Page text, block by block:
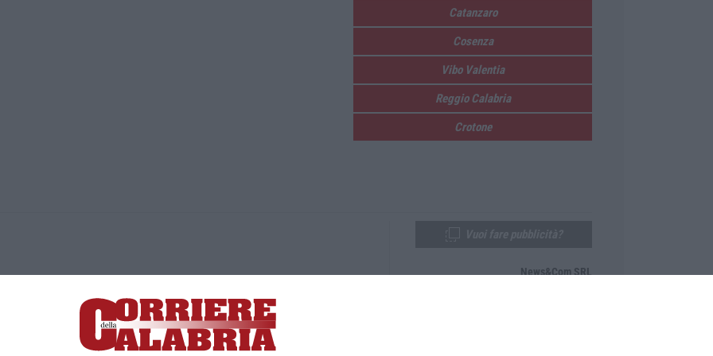
Catanzaro
Cosenza
Vibo Valentia
Reggio Calabria
Crotone
Lamezia Terme (CZ)
responsabile Paola Militano |Privacy
News&Com SRL